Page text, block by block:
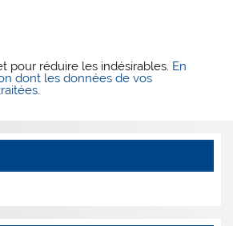
pour réduire les indésirables. En
dont les données de vos
.